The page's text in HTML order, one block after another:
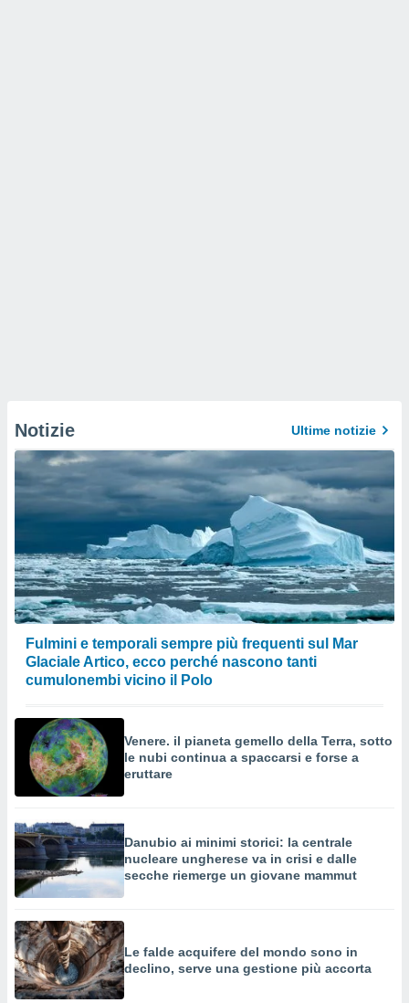
Notizie Ultime notizie
Fulmini e temporali sempre più frequenti sul Mar
Glaciale Artico, ecco perché nascono tanti
cumulonembi vicino il Polo
Venere. il pianeta gemello della Terra, sotto
le nubi continua a spaccarsi e forse a
eruttare
Danubio ai minimi storici: la centrale
nucleare ungherese va in crisi e dalle
secche riemerge un giovane mammut
Le falde acquifere del mondo sono in
declino, serve una gestione più accorta